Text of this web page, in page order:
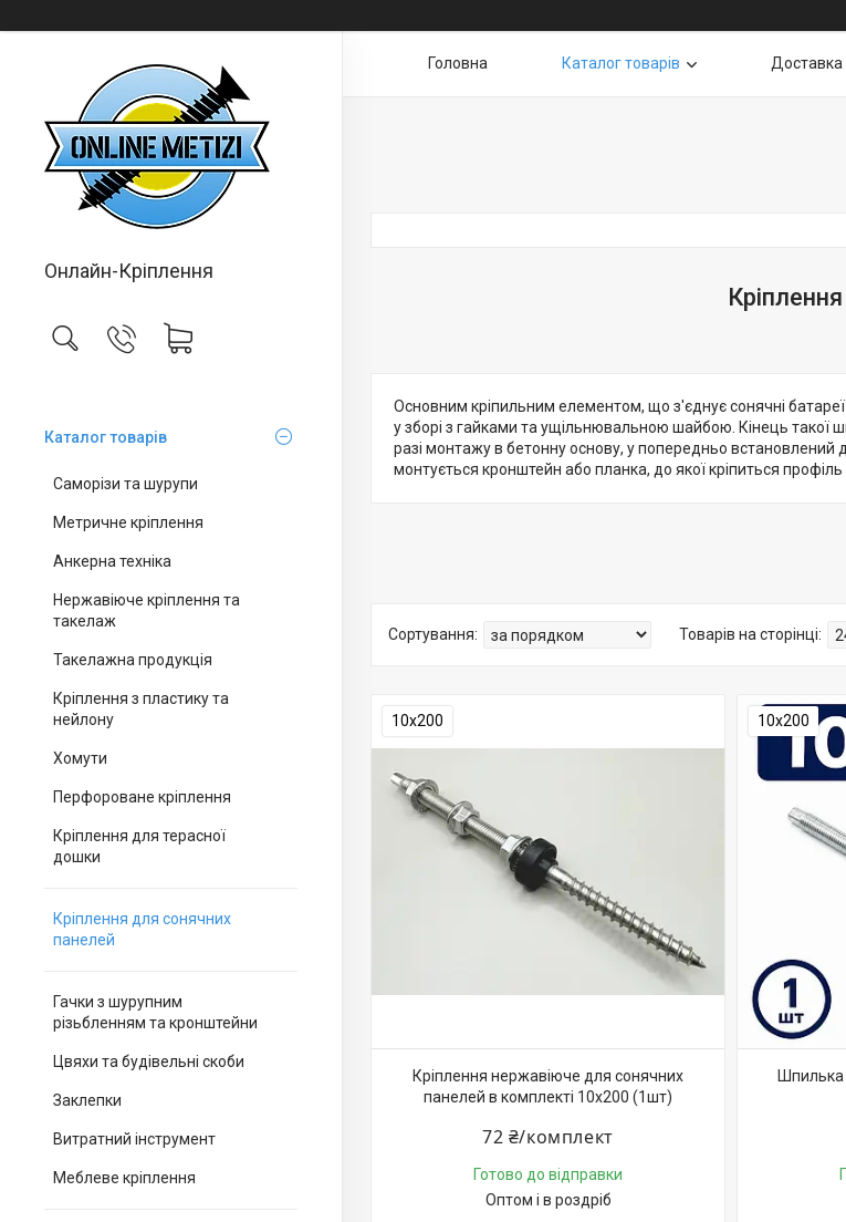
Онлайн-Кріплення
Каталог товарів
Саморізи та шурупи
Метричне кріплення
Анкерна техніка
Нержавіюче кріплення та
такелаж
Такелажна продукція
Кріплення з пластику та
нейлону
Хомути
Перфороване кріплення
Кріплення для терасної
дошки
Кріплення для сонячних
панелей
Гачки з шурупним
різьбленням та кронштейни
Цвяхи та будівельні скоби
Заклепки
Витратний інструмент
Меблеве кріплення
Головна Каталог товарів Доставка
Основним кріпильним елементом, що з'єднує сонячні
у зборі з гайками та ущільнювальною шайбою. Кінець такої
разі монтажу в бетонну основу, у попередньо
монтується кронштейн або планка, до якої кріпиться профіль
10х200
Кріплення нержавіюче для сонячних
панелей в комплекті 10х200 (1шт)
72 ₴/комплект
Готово до відправки
Оптом і в роздріб
10х200
Шпилька